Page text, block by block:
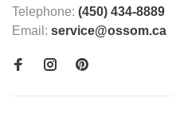
Telephone: (450) 434-8889
Email: service@ossom.ca